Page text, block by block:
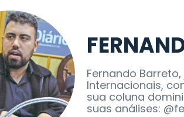
Fernando
Internacionais,
sua coluna
suas análises: